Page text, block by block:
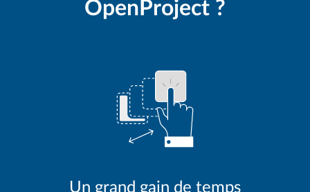
OpenProject ?
Un grand gain de temps